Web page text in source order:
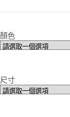
顏色
尺寸